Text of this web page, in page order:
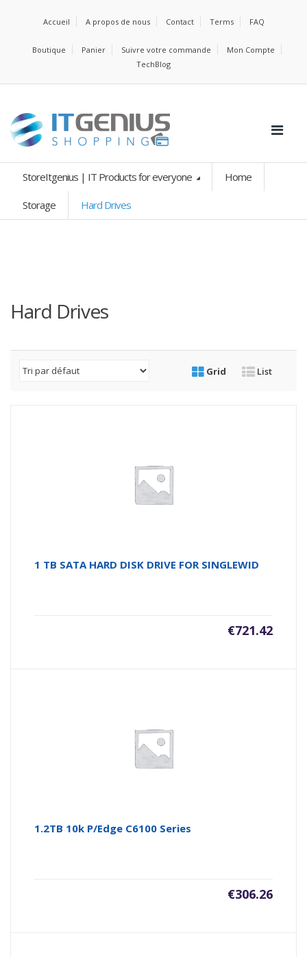
Accueil A propos de nous Contact Terms FAQ
Boutique Panier Suivre votre commande
Mon Compte
TechBlog
StoreItgenius | IT Products for everyone Home
Storage Hard Drives
Hard Drives
Grid List
1 TB SATA HARD DISK DRIVE FOR SINGLEWID
€721.42
1.2TB 10k P/Edge C6100 Series
€306.26